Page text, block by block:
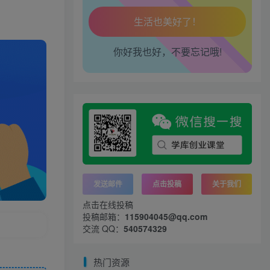
工作也轻松了！
你好我也好，不要忘记哦!
发送邮件 点击投稿 关于我们
点击在线投稿
投稿邮箱： 115904045@qq.com
交流 QQ： 540574329
热门资源